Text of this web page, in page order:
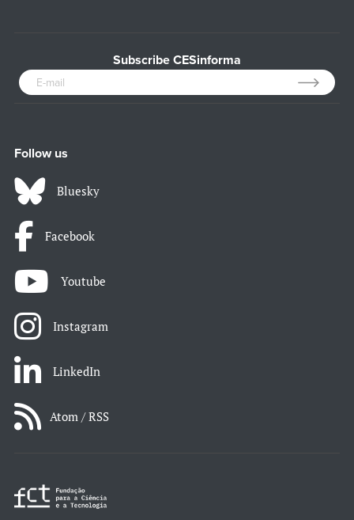
Subscribe CESinforma
Follow us
Bluesky
Facebook
Youtube
Instagram
LinkedIn
Atom / RSS